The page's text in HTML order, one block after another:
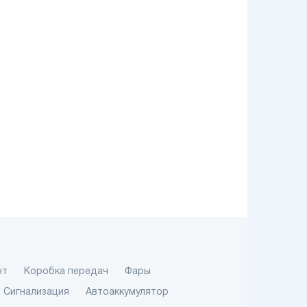
Коробка передач Фары
Сигнализация Автоаккумулятор